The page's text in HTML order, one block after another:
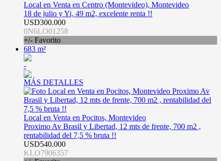
Local en Venta en Centro (Montevideo), Montevideo
18 de julio y Yi, 49 m2, excelente renta !!
USD300.000
0N6LO01258
+/- Favorito
683 m²
-
MÁS DETALLES
Local en Venta en Pocitos, Montevideo
Proximo Av Brasil y Libertad, 12 mts de frente, 700 m2 ,
rentabilidad del 7,5 % bruta !!
USD540.000
KLO7906357